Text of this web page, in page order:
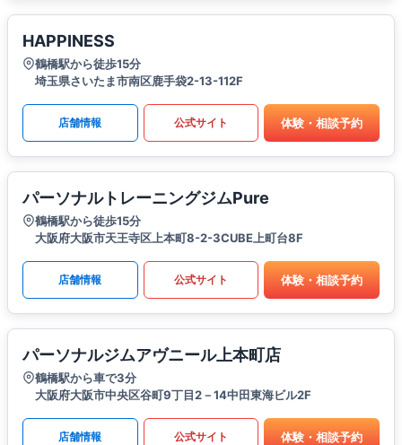
HAPPINESS
鶴橋駅から徒歩15分
埼玉県さいたま市南区鹿手袋2-13-112F
店舗情報 公式サイト 体験・相談予約
パーソナルトレーニングジムPure
鶴橋駅から徒歩15分
大阪府大阪市天王寺区上本町8-2-3CUBE上町台8F
店舗情報 公式サイト 体験・相談予約
パーソナルジムアヴニール上本町店
鶴橋駅から車で3分
大阪府大阪市中央区谷町9丁目2－14中田東海ビル2F
店舗情報 公式サイト 体験・相談予約